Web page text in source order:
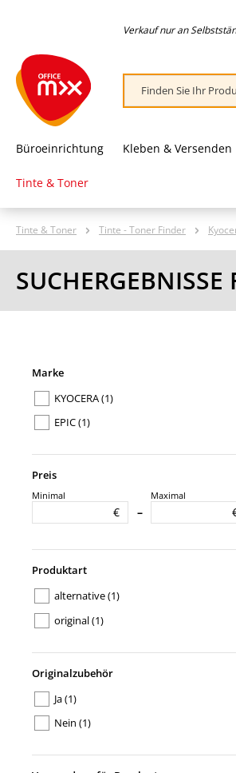
Verkauf nur an
Büroeinrichtung Kleben & Versenden
Tinte & Toner
Tinte & Toner Tinte - Toner Finder
Marke
KYOCERA(1)
EPIC(1)
Preis
Minimal
€ –
Maximal
Produktart
alternative(1)
original(1)
Originalzubehör
Ja(1)
Nein (1)